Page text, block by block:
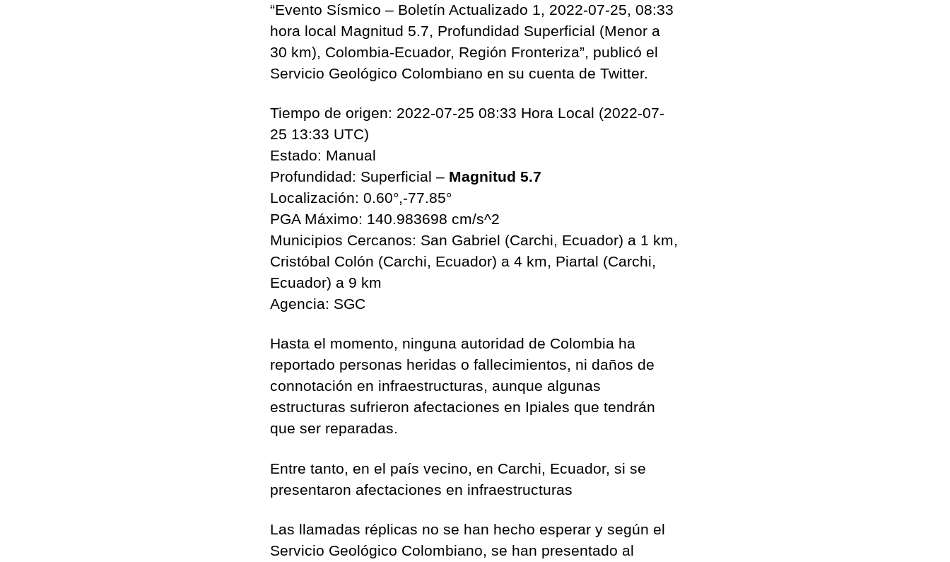
“Evento Sísmico – Boletín Actualizado 1, 2022-07-25, 08:33
hora local Magnitud 5.7, Profundidad Superficial (Menor a
30 km), Colombia-Ecuador, Región Fronteriza”, publicó el
Servicio Geológico Colombiano en su cuenta de Twitter.
Tiempo de origen: 2022-07-25 08:33 Hora Local (2022-07-
25 13:33 UTC)
Estado: Manual
Profundidad: Superficial – Magnitud 5.7
Localización: 0.60°,-77.85°
PGA Máximo: 140.983698 cm/s^2
Municipios Cercanos: San Gabriel (Carchi, Ecuador) a 1 km,
Cristóbal Colón (Carchi, Ecuador) a 4 km, Piartal (Carchi,
Ecuador) a 9 km
Agencia: SGC
Hasta el momento, ninguna autoridad de Colombia ha
reportado personas heridas o fallecimientos, ni daños de
connotación en infraestructuras, aunque algunas
estructuras sufrieron afectaciones en Ipiales que tendrán
que ser reparadas.
Entre tanto, en el país vecino, en Carchi, Ecuador, si se
presentaron afectaciones en infraestructuras
Las llamadas réplicas no se han hecho esperar y según el
Servicio Geológico Colombiano, se han presentado al